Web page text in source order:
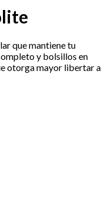
que mantiene tu
y bolsillos en
otorga mayor libertar a